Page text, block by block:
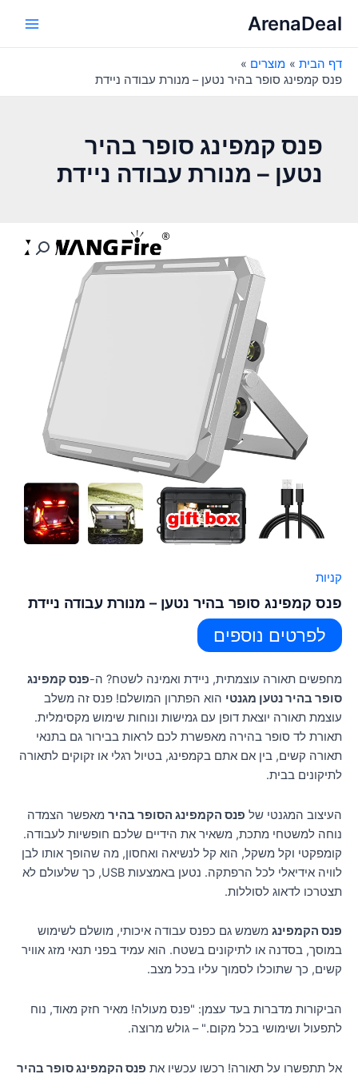
לתוכןArenaDeal
דף הבית
מוצרים
פנס קמפינג סופר בהיר נטען – מנורת עבודה ניידת
פנס קמפינג סופר בהיר
נטען – מנורת עבודה ניידת
קניות
פנס קמפינג סופר בהיר נטען – מנורת עבודה ניידת
לפרטים נוספים
מחפשים תאורה עוצמתית, ניידת ואמינה לשטח? ה-פנס קמפינג
סופר בהיר נטען מגנטי הוא הפתרון המושלם! פנס זה משלב
עוצמת תאורה יוצאת דופן עם גמישות ונוחות שימוש מקסימלית.
תאורת לד סופר בהירה מאפשרת לכם לראות בבירור גם בתנאי
תאורה קשים, בין אם אתם בקמפינג, בטיול רגלי או זקוקים לתאורה
לתיקונים בבית.
העיצוב המגנטי של פנס הקמפינג הסופר בהיר מאפשר הצמדה
נוחה למשטחי מתכת, משאיר את הידיים שלכם חופשיות לעבודה.
קומפקטי וקל משקל, הוא קל לנשיאה ואחסון, מה שהופך אותו לבן
לוויה אידיאלי לכל הרפתקה. נטען באמצעות USB, כך שלעולם לא
תצטרכו לדאוג לסוללות.
פנס הקמפינג משמש גם כפנס עבודה איכותי, מושלם לשימוש
במוסך, בסדנה או לתיקונים בשטח. הוא עמיד בפני תנאי מזג אוויר
קשים, כך שתוכלו לסמוך עליו בכל מצב.
הביקורות מדברות בעד עצמן: "פנס מעולה! מאיר חזק מאוד, נוח
לתפעול ושימושי בכל מקום." – גולש מרוצה.
אל תתפשרו על תאורה! רכשו עכשיו את פנס הקמפינג סופר בהיר